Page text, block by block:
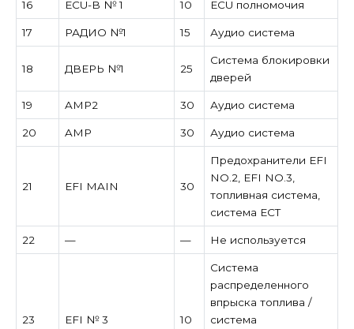
16 ECU-B № 1 10 ECU полномочия
17 РАДИО №1 15 Аудио система
18 ДВЕРЬ №1 25
Система блокировки
дверей
19 AMP2 30 Аудио система
20 AMP 30 Аудио система
21 EFI MAIN 30
Предохранители EFI
NO.2, EFI NO.3,
топливная система,
система ECT
22 — — Не используется
23 EFI № 3 10
Система
распределенного
впрыска топлива /
система